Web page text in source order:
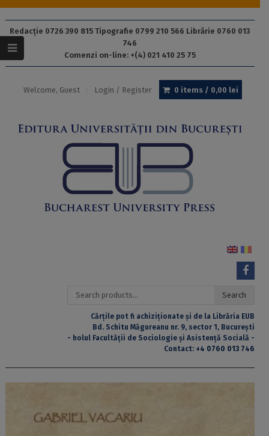
Redacție 0726 390 815 Tipografie 0799 210 566 Librărie 0760 013
746
Comenzi on-line: +(4) 021 410 25 75
Welcome, Guest Login / Register 0 items / 0,00 lei
Search
Search
Cărțile pot fi achiziționate și de la Librăria EUB
Bd. Schitu Măgureanu nr. 9, sector 1, București
- holul Facultății de Sociologie și Asistență Socială -
Contact: +4 0760 013 746